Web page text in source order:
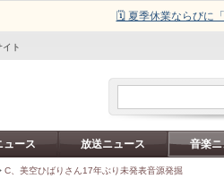
🗓️ 夏季休業ならびに
ト
ュース 放送ニュース 音楽
C、美空ひばりさん17年ぶり未発表音源発掘